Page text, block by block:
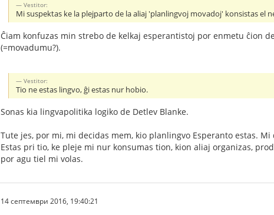
Vestitor:
Mi suspektas ke la plejparto de la aliaj 'planlingvoj movadoj' konsistas el
Ĉiam konfuzas min strebo de kelkaj esperantistoj por enmetu ĉion
(=movadumu?).
Vestitor:
Tio ne estas lingvo, ĝi estas nur hobio.
Sonas kia lingvapolitika logiko de Detlev Blanke.
Tute jes, por mi, mi decidas mem, kio planlingvo Esperanto estas.
Estas pri tio, ke pleje mi nur konsumas tion, kion aliaj organizas,
por agu tiel mi volas.
14 септември 2016, 19:40:21